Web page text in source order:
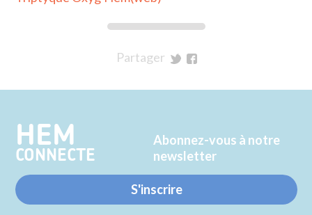
Partager
Twitter
Facebook
HEM
CONNECTE
Abonnez-vous à notre
newsletter
S'inscrire